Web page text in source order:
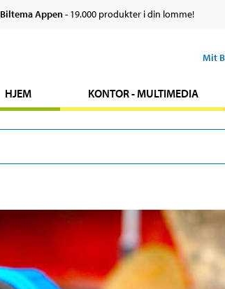
Biltema Appen- 19.000 produkter i din lomme!
Mit
HJEM KONTOR - MULTIMEDIA